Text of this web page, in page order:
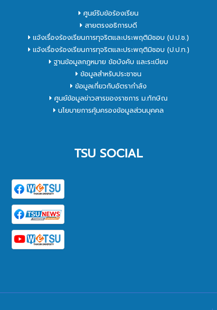
ศูนย์รับข้อร้องเรียน
สายตรงอธิการบดี
แจ้งเรื่องร้องเรียนการทุจริตและประพฤติมิชอบ (ป.ป.ช.)
แจ้งเรื่องร้องเรียนการทุจริตและประพฤติมิชอบ (ป.ป.ท.)
ฐานข้อมูลกฎหมาย ข้อบังคับ และระเบียบ
ข้อมูลสำหรับประชาชน
ข้อมูลเกี่ยวกับอัตรากำลัง
ศูนย์ข้อมูลข่าวสารของราชการ ม.ทักษิณ
นโยบายการคุ้มครองข้อมูลส่วนบุคคล
TSU SOCIAL